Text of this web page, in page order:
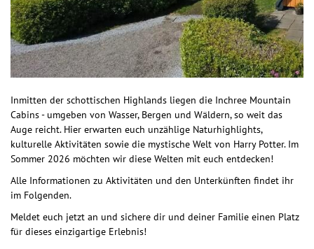
Inmitten der schottischen Highlands liegen die Inchree Mountain
Cabins - umgeben von Wasser, Bergen und Wäldern, so weit das
Auge reicht. Hier erwarten euch unzählige Naturhighlights,
kulturelle Aktivitäten sowie die mystische Welt von Harry Potter. Im
Sommer 2026 möchten wir diese Welten mit euch entdecken!
Alle Informationen zu Aktivitäten und den Unterkünften findet ihr
im Folgenden.
Meldet euch jetzt an und sichere dir und deiner Familie einen Platz
für dieses einzigartige Erlebnis!